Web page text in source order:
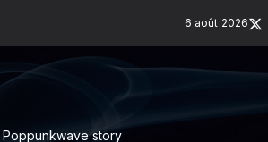
6 août 2026
Poppunkwave story